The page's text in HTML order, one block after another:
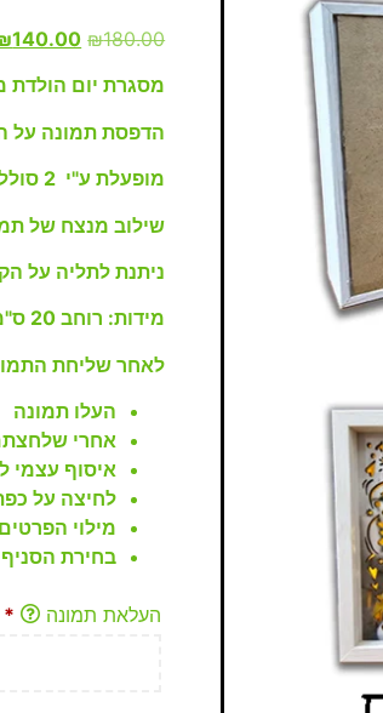
₪180.00
140.00
מסגרת יום הולדת
הדפסת תמונה על
מופעלת ע"י 2 סוללות AA (מסופקות בהזמנה)
שילוב מנצח של
ניתנת לתליה על
מידות: רוחב 20 ס"מ גובה 14.5 ס"מ עומק 4 ס"מ.
לאחר שליחת
העלו תמונה
אחרי
איסוף עצמי
לחיצה על
מילוי
בחירת
העלאת תמונה
*